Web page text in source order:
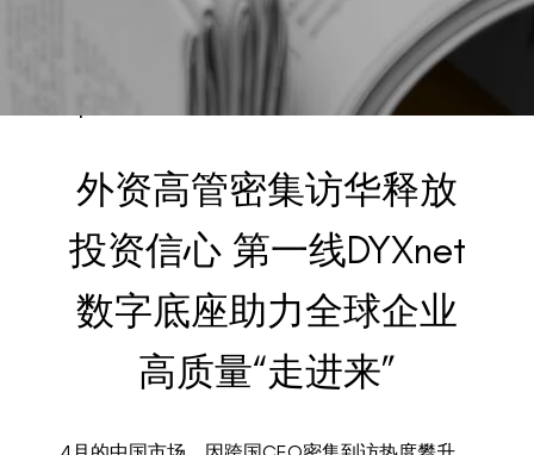
BACK TO PREVIOUS
外资高管密集访华释放
投资信心 第一线DYXnet
数字底座助力全球企业
高质量“走进来”